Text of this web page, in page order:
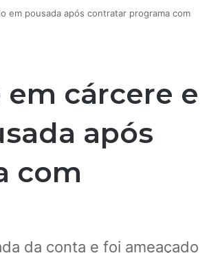
em pousada após contratar programa com
cárcere e
após
com
da conta e foi ameaçado